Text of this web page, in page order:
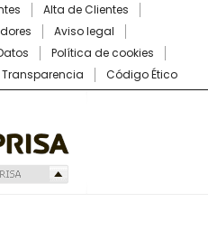
Alta de Clientes
Aviso legal
Política de cookies
Transparencia Código Ético